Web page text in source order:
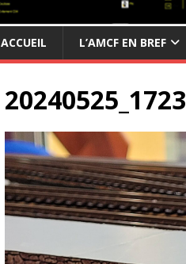
ACCUEIL L’AMCF EN BREF